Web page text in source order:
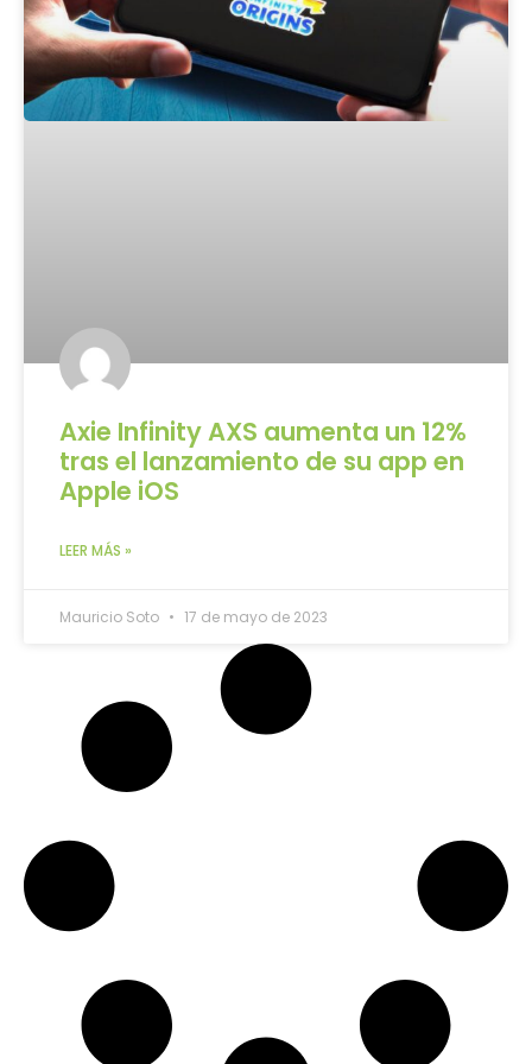
Axie Infinity AXS aumenta un 12%
tras el lanzamiento de su app en
Apple iOS
LEER MÁS »
Mauricio Soto 17 de mayo de 2023